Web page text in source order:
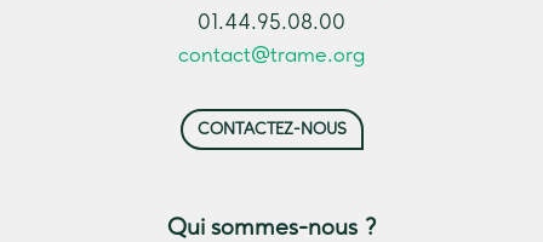
01.44.95.08.00
contact@trame.org
CONTACTEZ-NOUS
Qui sommes-nous ?